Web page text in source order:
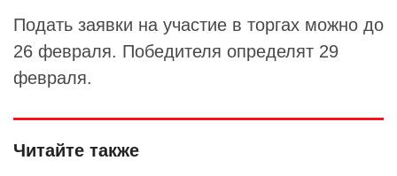
Подать заявки на участие в торгах можно до
26 февраля. Победителя определят 29
февраля.
Читайте также